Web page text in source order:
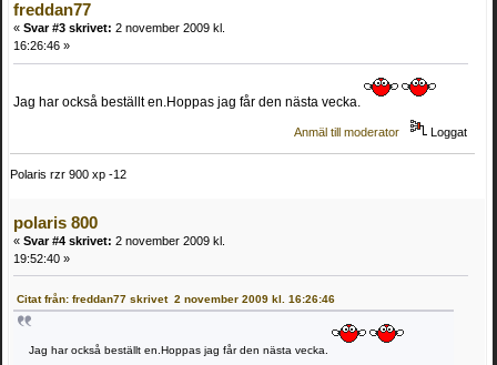
freddan77
« Svar #3 skrivet: 2 november 2009 kl.
16:26:46 »
Jag har också beställt en.Hoppas jag får den nästa vecka.
Anmäl till moderator Loggat
Polaris rzr 900 xp -12
polaris 800
« Svar #4 skrivet: 2 november 2009 kl.
19:52:40 »
Citat från: freddan77 skrivet 2 november 2009 kl. 16:26:46
Jag har också beställt en.Hoppas jag får den nästa vecka.